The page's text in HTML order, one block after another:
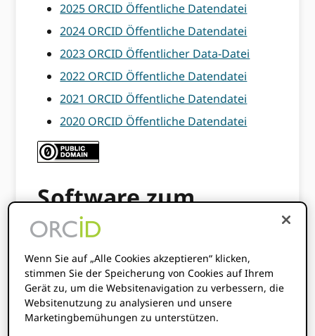
2025 ORCID Öffentliche Datendatei
2024 ORCID Öffentliche Datendatei
2023 ORCID Öffentlicher Data-Datei
2022 ORCID Öffentliche Datendatei
2021 ORCID Öffentliche Datendatei
2020 ORCID Öffentliche Datendatei
Software zum
Zugriff auf die Datei
Windows:Ein Tool zum Entpacken von
TAR-Dateien wie zWinrar or7zip
Mac:Keine zusätzliche Software
erforderlich
Wenn Sie auf „Alle Cookies akzeptieren“ klicken,
stimmen Sie der Speicherung von Cookies auf Ihrem
Gerät zu, um die Websitenavigation zu verbessern, die
Websitenutzung zu analysieren und unsere
Marketingbemühungen zu unterstützen.